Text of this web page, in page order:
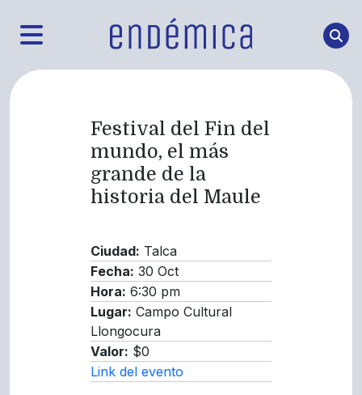
Festival del Fin del
mundo, el más
grande de la
historia del Maule
Ciudad: Talca
Fecha: 30 Oct
Hora: 6:30 pm
Lugar: Campo Cultural
Llongocura
Valor: $0
Link del evento